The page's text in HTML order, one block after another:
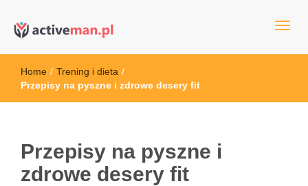
active man – sprzęt sportowy
sportowym
Home / Trening i dieta /
Przepisy na pyszne i zdrowe desery fit
Przepisy na pyszne i
zdrowe desery fit